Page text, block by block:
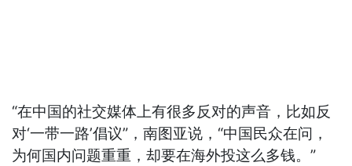
“在中国的社交媒体上有很多反对的声音，比如反
对‘一带一路’倡议”，南图亚说，“中国民众在问，
为何国内问题重重，却要在海外投这么多钱。”